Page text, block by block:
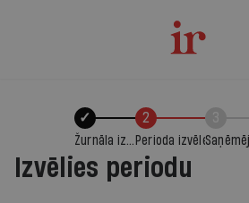
✓
Žurnāla izvēle
2
Perioda izvēle
Izvēlies periodu